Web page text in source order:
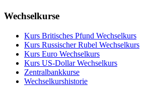
Wechselkurse
Kurs Britisches Pfund Wechselkurs
Kurs Russischer Rubel Wechselkurs
Kurs Euro Wechselkurs
Kurs US‑Dollar Wechselkurs
Zentralbankkurse
Wechselkurshistorie